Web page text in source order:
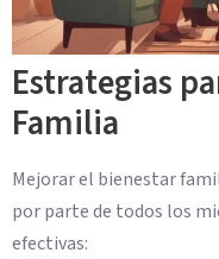
Estrategias
Familia
Mejorar el bienestar
por parte de todos los
efectivas: